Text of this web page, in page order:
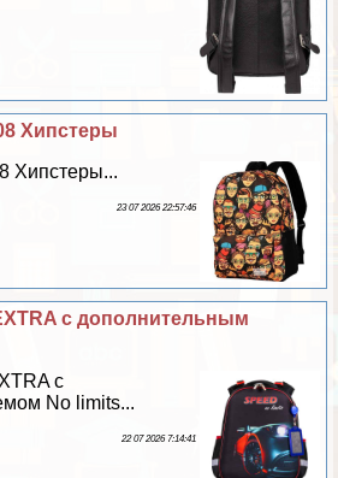
Хипстеры
Хипстеры...
23 07 2026 22:57:46
с дополнительным
с
No limits...
22 07 2026 7:14:41